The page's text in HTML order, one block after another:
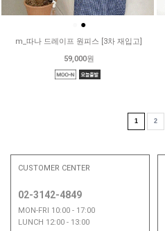
●
m_따나 드레이프 원피스 [3차 재입고]
59,000원
1 2
CUSTOMER CENTER
02-3142-4849
MON-FRI 10:00 - 17:00
LUNCH 12:00 - 13:00